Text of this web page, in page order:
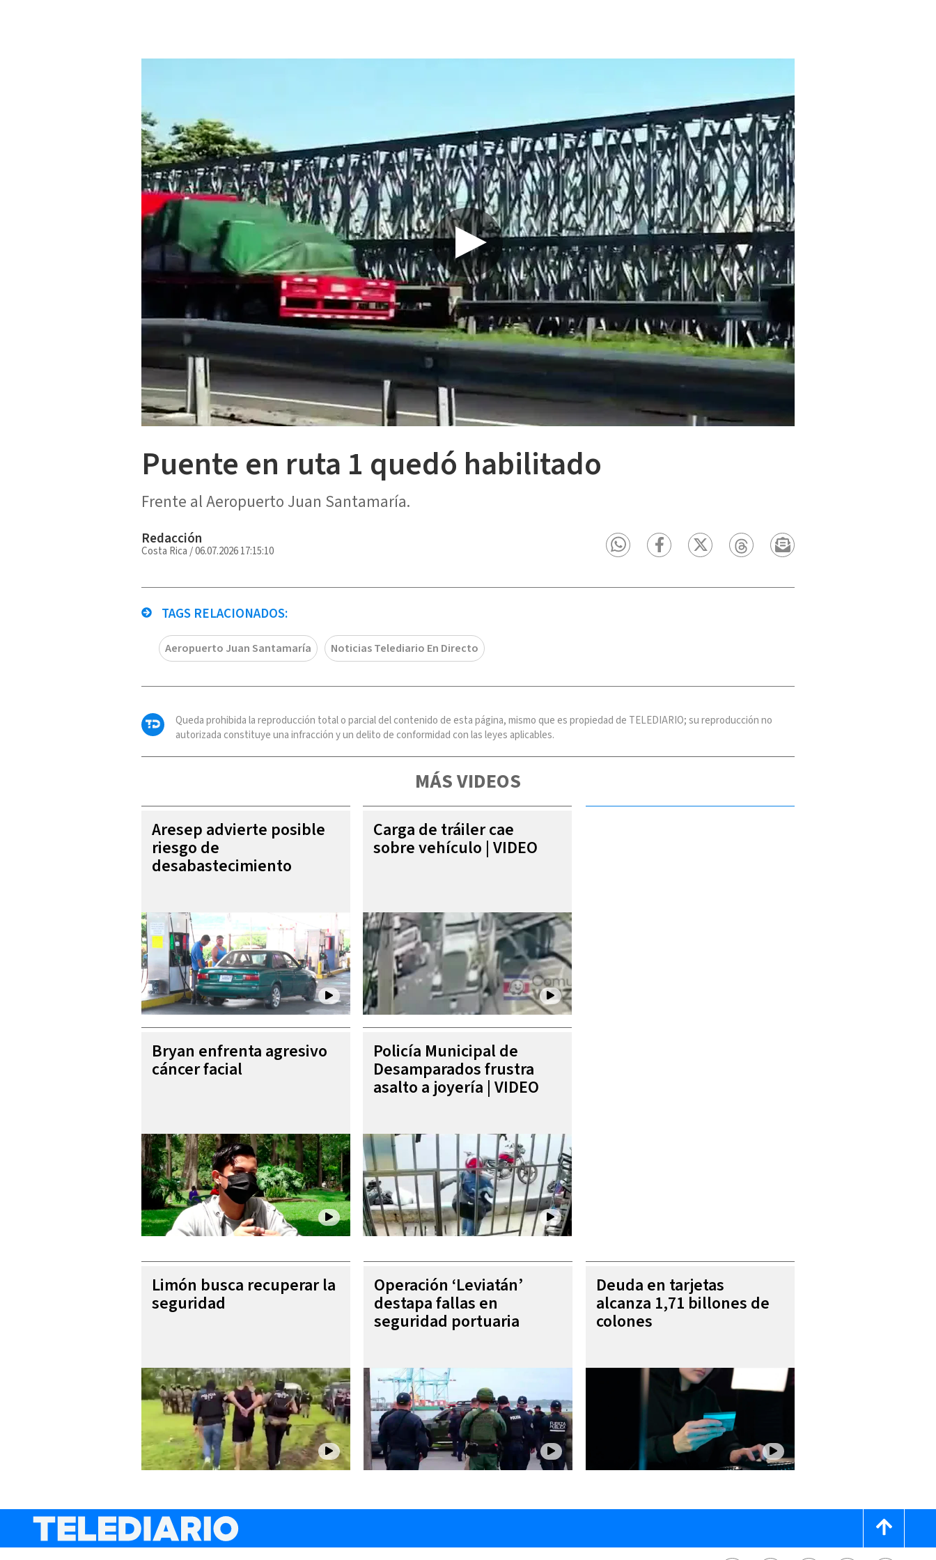
Puente en ruta 1 quedó habilitado
Frente al Aeropuerto Juan Santamaría.
Redacción
Costa Rica /06.07.2026 17:15:10
TAGS RELACIONADOS:
Aeropuerto Juan Santamaría Noticias Telediario En Directo
Queda prohibida la reproducción total o parcial del contenido de esta página, mismo que es propiedad de TELEDIARIO; su reproducción no
autorizada constituye una infracción y un delito de conformidad con las leyes aplicables.
MÁS VIDEOS
Aresep advierte posible
riesgo de
desabastecimiento
Carga de tráiler cae
sobre vehículo | VIDEO
Bryan enfrenta agresivo
cáncer facial
Policía Municipal de
Desamparados frustra
asalto a joyería | VIDEO
Limón busca recuperar la
seguridad
Operación ‘Leviatán’
destapa fallas en
seguridad portuaria
Deuda en tarjetas
alcanza 1,71 billones de
colones